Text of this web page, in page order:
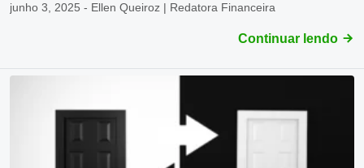
junho 3, 2025 - Ellen Queiroz | Redatora Financeira
Continuar lendo